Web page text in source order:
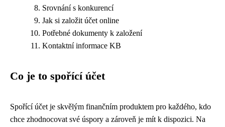
Srovnání s konkurencí
Jak si založit účet online
Potřebné dokumenty k založení
Kontaktní informace KB
Co je to spořící účet
Spořící účet je skvělým finančním produktem pro každého, kdo
chce zhodnocovat své úspory a zároveň je mít k dispozici. Na